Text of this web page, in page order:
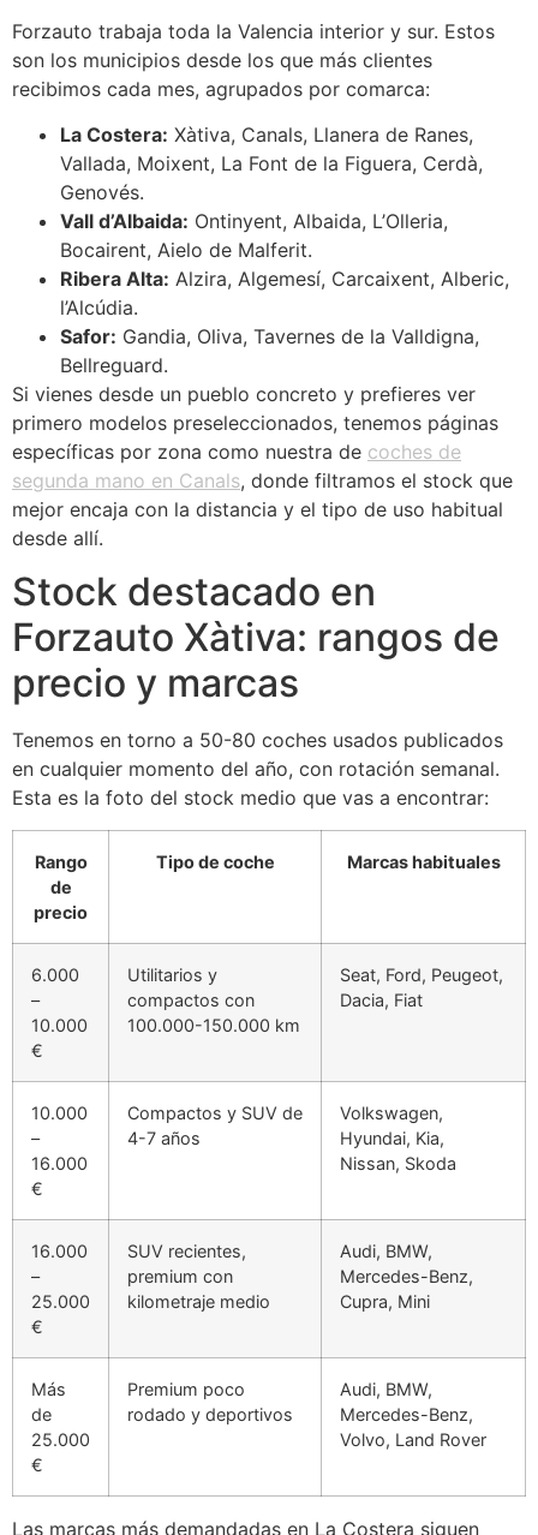
Forzauto trabaja toda la Valencia interior y sur. Estos
son los municipios desde los que más clientes
recibimos cada mes, agrupados por comarca:
La Costera: Xàtiva, Canals, Llanera de Ranes,
Vallada, Moixent, La Font de la Figuera, Cerdà,
Genovés.
Vall d’Albaida: Ontinyent, Albaida, L’Olleria,
Bocairent, Aielo de Malferit.
Ribera Alta: Alzira, Algemesí, Carcaixent, Alberic,
l’Alcúdia.
Safor: Gandia, Oliva, Tavernes de la Valldigna,
Bellreguard.
Si vienes desde un pueblo concreto y prefieres ver
primero modelos preseleccionados, tenemos páginas
específicas por zona como nuestra de coches de
segunda mano en Canals, donde filtramos el stock que
mejor encaja con la distancia y el tipo de uso habitual
desde allí.
Stock destacado en
Forzauto Xàtiva: rangos de
precio y marcas
Tenemos en torno a 50-80 coches usados publicados
en cualquier momento del año, con rotación semanal.
Esta es la foto del stock medio que vas a encontrar:
Rango
de
precio
Tipo de coche Marcas habituales
6.000
–
10.000
€
Utilitarios y
compactos con
100.000-150.000 km
Seat, Ford, Peugeot,
Dacia, Fiat
10.000
–
16.000
€
Compactos y SUV de
4-7 años
Volkswagen,
Hyundai, Kia,
Nissan, Skoda
16.000
–
25.000
€
SUV recientes,
premium con
kilometraje medio
Audi, BMW,
Mercedes-Benz,
Cupra, Mini
Más
de
25.000
€
Premium poco
rodado y deportivos
Audi, BMW,
Mercedes-Benz,
Volvo, Land Rover
Las marcas más demandadas en La Costera siguen